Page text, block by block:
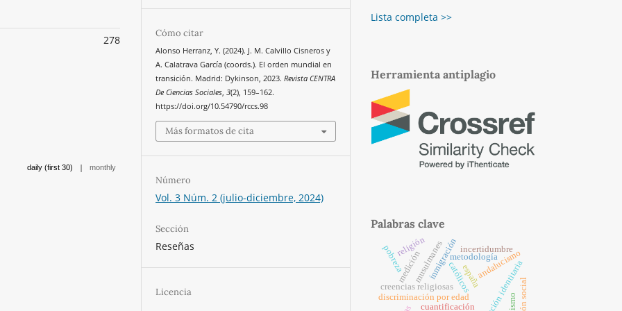
278
daily (first 30) | monthly
Cómo citar
Alonso Herranz, Y. (2024). J. M. Calvillo Cisneros y
A. Calatrava García (coords.). El orden mundial en
transición. Madrid: Dykinson, 2023.Revista CENTRA
De Ciencias Sociales,3(2), 159–162.
https://doi.org/10.54790/rccs.98
Más formatos de cita
Número
Vol. 3 Núm. 2 (julio-diciembre, 2024)
Sección
Reseñas
Licencia
Lista completa >>
Herramienta antiplagio
Palabras clave
discriminación por edad
creencias religiosas
medición católicos
musulmanes
cuantificación
inmigraciónmetodología
españa
religión
andalucismo
incertidumbre
pobreza